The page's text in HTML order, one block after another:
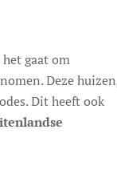
gaat om
Deze
Dit heeft ook